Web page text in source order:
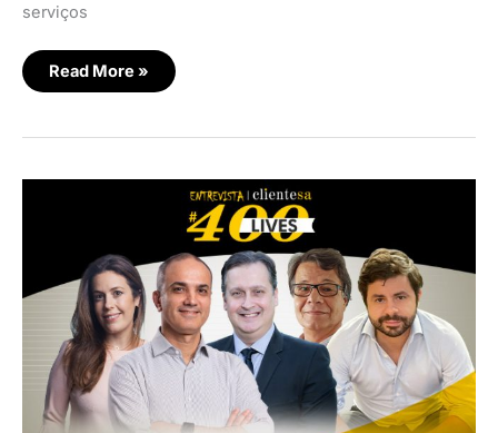
serviços
Read More »
Como
revolução
do
consumo